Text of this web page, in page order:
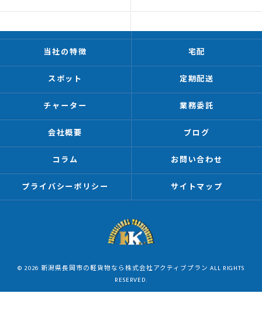
当社の特徴 宅配
スポット 定期配送
チャーター 業務委託
会社概要 ブログ
コラム お問い合わせ
プライバシーポリシー サイトマップ
© 2026 新潟県長岡市の軽貨物なら株式会社アクティブプラン ALL RIGHTS
RESERVED.